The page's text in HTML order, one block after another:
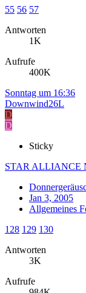
55 56 57
Antworten
1K
Aufrufe
400K
Sonntag um 16:36
Downwind26L
D
D
Sticky
STAR ALLIANCE
Jan 3, 2005
Allgemeines
128 129 130
Antworten
3K
Aufrufe